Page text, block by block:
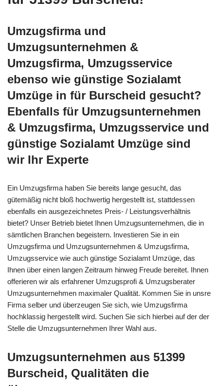
Umzugsfirma und
Umzugsunternehmen &
Umzugsfirma, Umzugsservice
ebenso wie günstige Sozialamt
Umzüge in für Burscheid gesucht?
Ebenfalls für Umzugsunternehmen
& Umzugsfirma, Umzugsservice und
günstige Sozialamt Umzüge sind
wir Ihr Experte
Ein Umzugsfirma haben Sie bereits lange gesucht, das
gütemäßig nicht bloß hochwertig hergestellt ist, stattdessen
ebenfalls ein ausgezeichnetes Preis- / Leistungsverhältnis
bietet? Unser Betrieb bietet Ihnen Umzugsunternehmen, die in
sämtlichen Branchen begeistern. Investieren Sie in ein
Umzugsfirma und Umzugsunternehmen & Umzugsfirma,
Umzugsservice wie auch günstige Sozialamt Umzüge, das
Ihnen über einen langen Zeitraum hinweg Freude bereitet. Ihnen
offerieren wir als erfahrener Umzugsprofi & Umzugsberater
Umzugsunternehmen maximaler Qualität. Kommen Sie in unsre
Firma selber und überzeugen Sie sich, wie Umzugsfirma
hochklassig hergestellt wird. Suchen Sie sich hierbei auf der der
Stelle die Umzugsunternehmen Ihrer Wahl aus.
Umzugsunternehmen aus 51399
Burscheid, Qualitäten die